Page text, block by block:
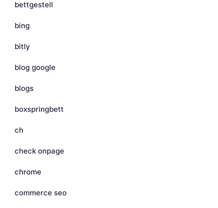
bettgestell
bing
bitly
blog google
blogs
boxspringbett
ch
check onpage
chrome
commerce seo